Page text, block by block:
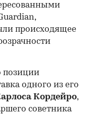
происходящее
позиции
одного из его
Кордейро,
советника